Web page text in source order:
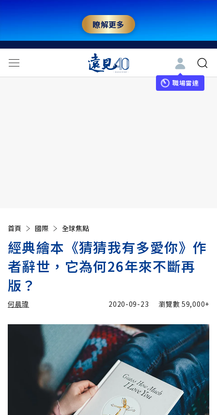
瞭解更多
職場雷達
首頁 國際 全球焦點
經典繪本《猜猜我有多愛你》作
者辭世，它為何26年來不斷再
版？
何晨瑋 2020-09-23 瀏覽數59,000+